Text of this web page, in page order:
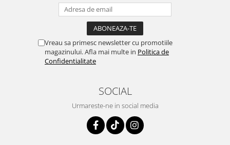
Vreau sa primesc newsletter cu promotiile
magazinului. Afla mai multe in Politica de
Confidentialitate
SOCIAL
Urmareste-ne in social media